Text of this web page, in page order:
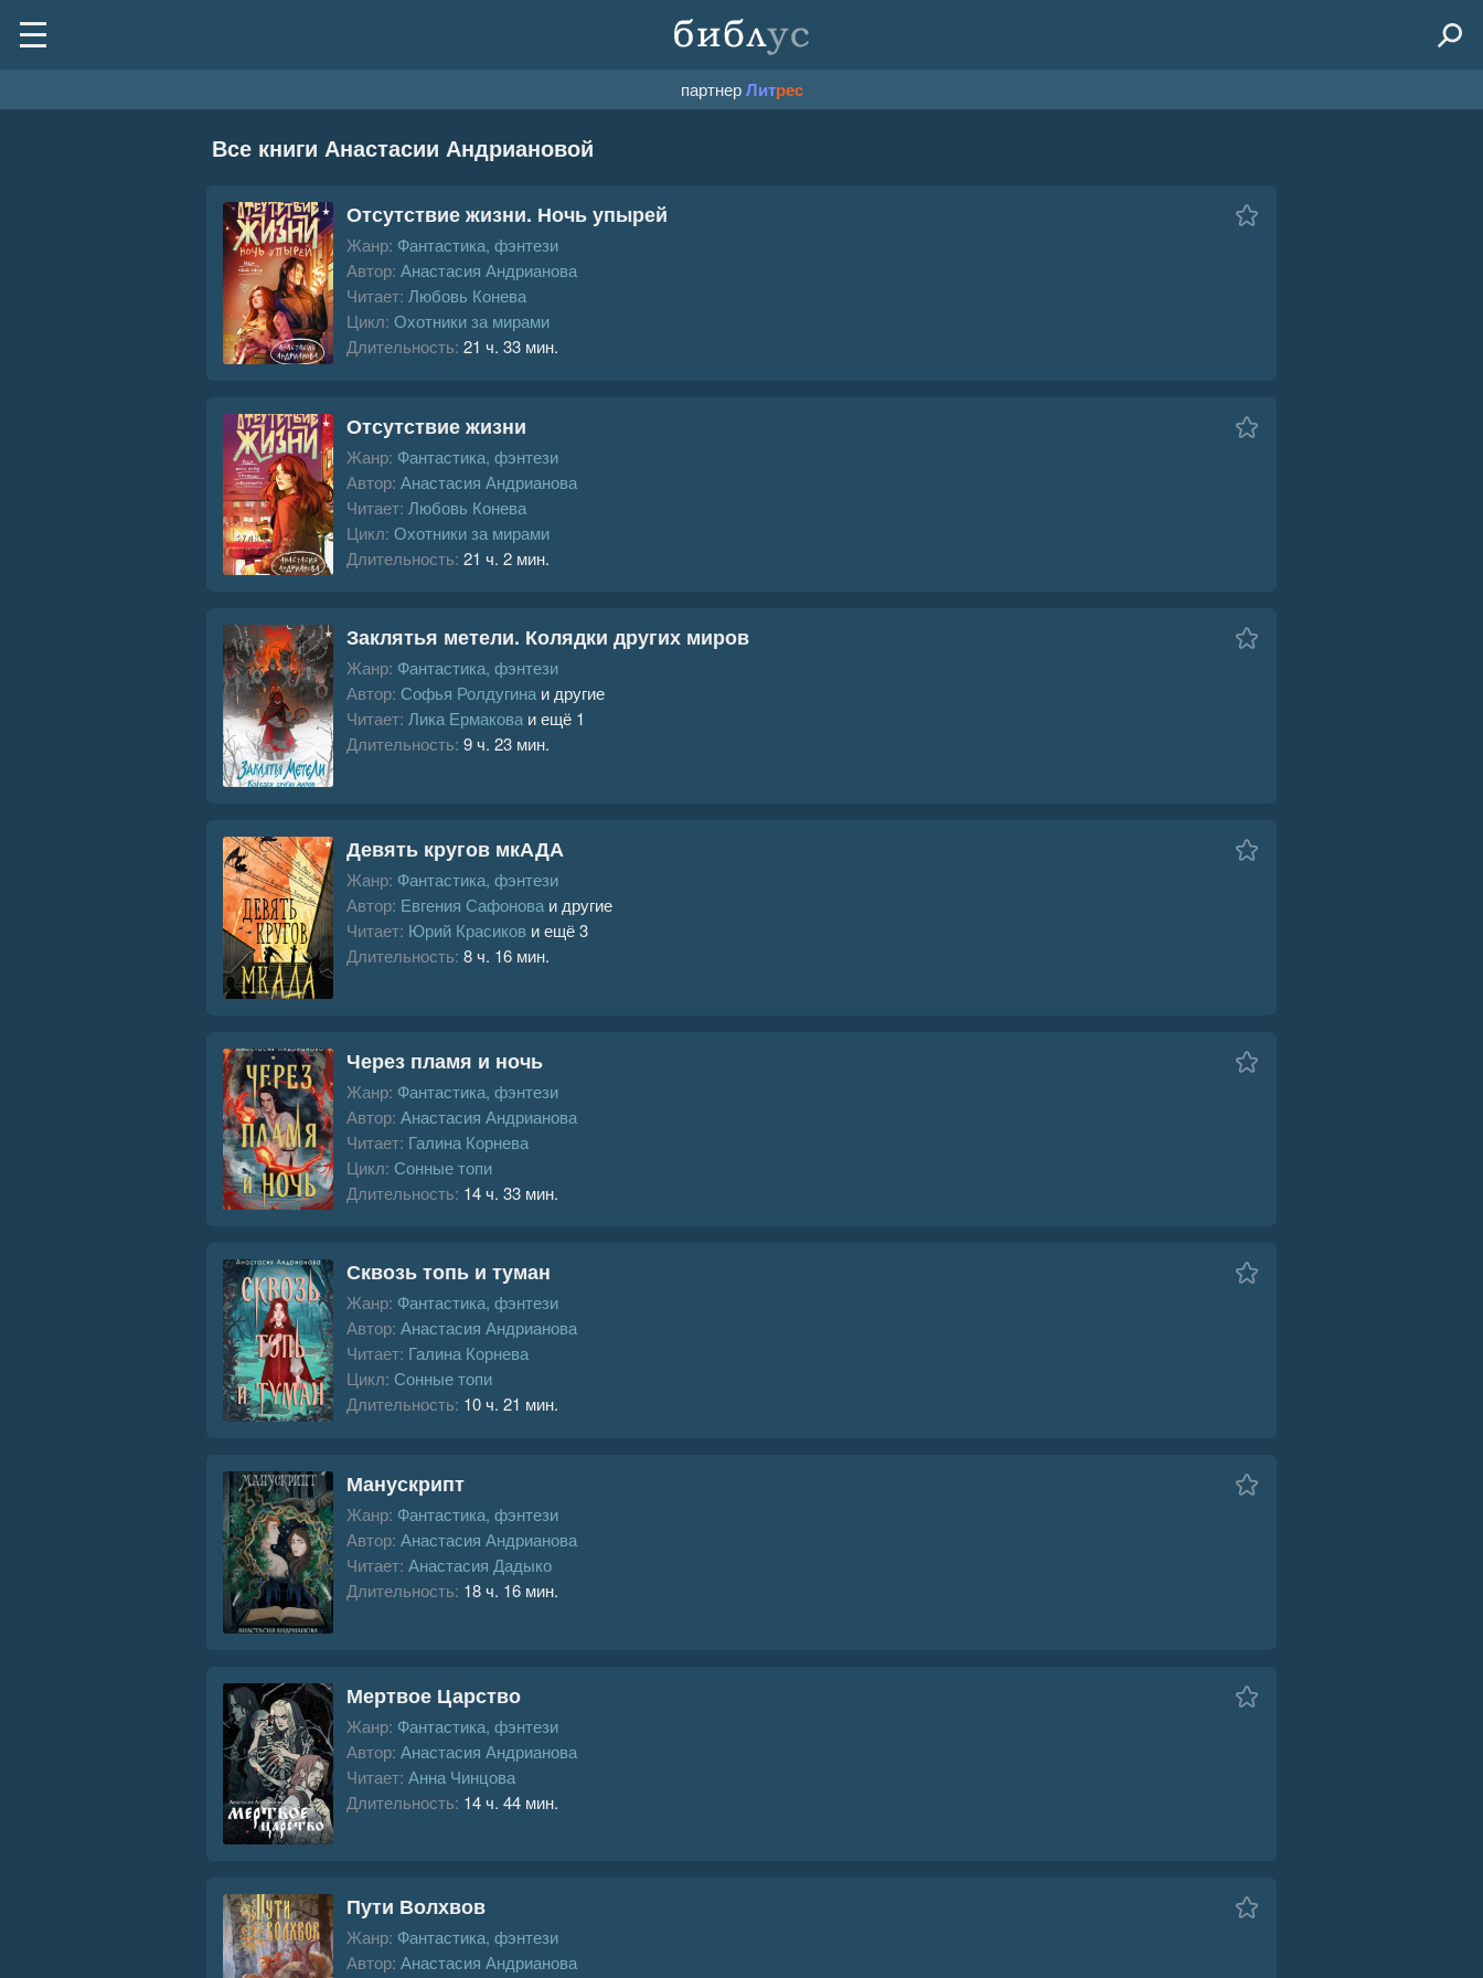
партнерЛитрес
Все книги Анастасии Андриановой
Отсутствие жизни. Ночь упырей
Жанр: Фантастика, фэнтези
Автор: Анастасия Андрианова
Читает: Любовь Конева
Цикл: Охотники за мирами
Длительность: 21 ч. 33 мин.
Отсутствие жизни
Жанр: Фантастика, фэнтези
Автор: Анастасия Андрианова
Читает: Любовь Конева
Цикл: Охотники за мирами
Длительность: 21 ч. 2 мин.
Заклятья метели. Колядки других миров
Жанр: Фантастика, фэнтези
Автор: Софья Ролдугинаи другие
Читает: Лика Ермаковаи ещё 1
Длительность: 9 ч. 23 мин.
Девять кругов мкАДА
Жанр: Фантастика, фэнтези
Автор: Евгения Сафонова и другие
Читает: Юрий Красиков и ещё 3
Длительность: 8 ч. 16 мин.
Через пламя и ночь
Жанр: Фантастика, фэнтези
Автор: Анастасия Андрианова
Читает: Галина Корнева
Цикл: Сонные топи
Длительность: 14 ч. 33 мин.
Сквозь топь и туман
Жанр: Фантастика, фэнтези
Автор: Анастасия Андрианова
Читает: Галина Корнева
Цикл: Сонные топи
Длительность: 10 ч. 21 мин.
Манускрипт
Жанр: Фантастика, фэнтези
Автор: Анастасия Андрианова
Читает: Анастасия Дадыко
Длительность: 18 ч. 16 мин.
Мертвое Царство
Жанр: Фантастика, фэнтези
Автор: Анастасия Андрианова
Читает: Анна Чинцова
Длительность: 14 ч. 44 мин.
Пути Волхвов
Жанр: Фантастика, фэнтези
Автор: Анастасия Андрианова